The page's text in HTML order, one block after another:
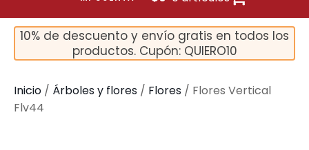
10% de descuento y envío gratis en todos los
productos. Cupón: QUIERO10
Inicio / Árboles y flores / Flores / Flores Vertical
Flv44